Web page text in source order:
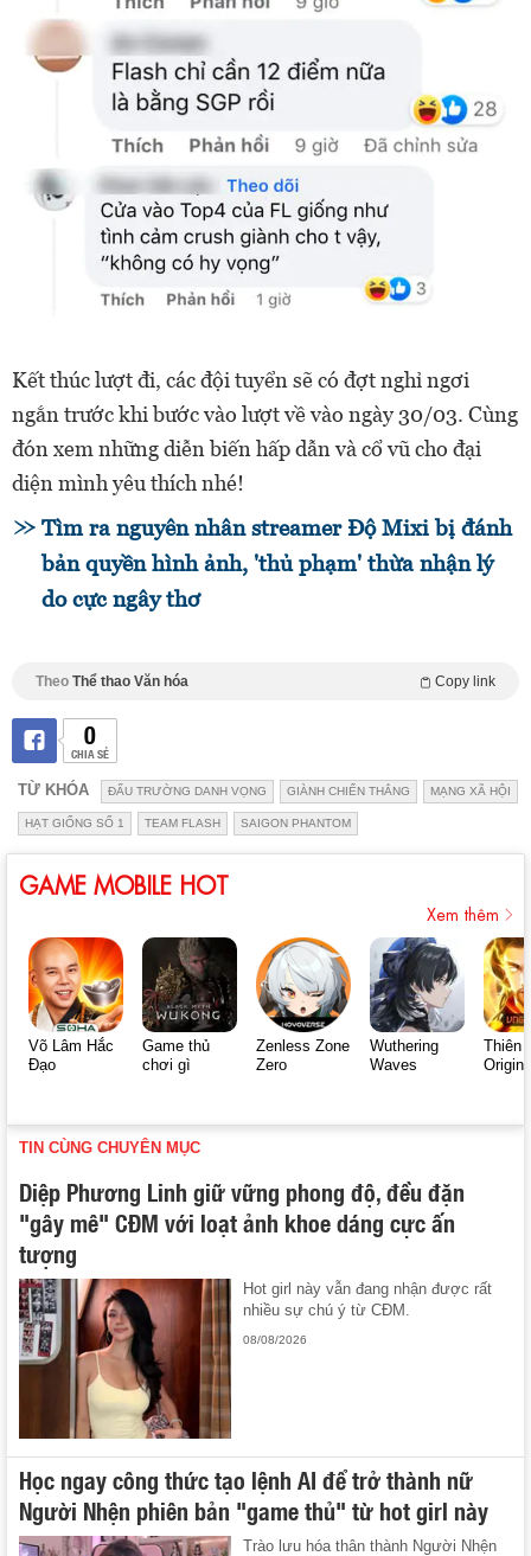
Kết thúc lượt đi, các đội tuyển sẽ có đợt nghỉ ngơi
ngắn trước khi bước vào lượt về vào ngày 30/03. Cùng
đón xem những diễn biến hấp dẫn và cổ vũ cho đại
diện mình yêu thích nhé!
Tìm ra nguyên nhân streamer Độ Mixi bị đánh
bản quyền hình ảnh, 'thủ phạm' thừa nhận lý
do cực ngây thơ
Theo Thể thao Văn hóa Copy link
0
CHIA SẺ
TỪ KHÓA ĐẤU TRƯỜNG DANH VỌNG GIÀNH CHIẾN THẮNG MẠNG XÃ HỘI
HẠT GIỐNG SỐ 1 TEAM FLASH SAIGON PHANTOM
GAME MOBILE HOT
Xem thêm
Võ Lâm Hắc
Đạo
Game thủ
chơi gì
Zenless Zone
Zero
Wuthering
Waves
Thiên
Origin
TIN CÙNG CHUYÊN MỤC
Diệp Phương Linh giữ vững phong độ, đều đặn
"gây mê" CĐM với loạt ảnh khoe dáng cực ấn
tượng
Hot girl này vẫn đang nhận được rất
nhiều sự chú ý từ CĐM.
08/08/2026
Học ngay công thức tạo lệnh AI để trở thành nữ
Người Nhện phiên bản "game thủ" từ hot girl này
Trào lưu hóa thân thành Người Nhện